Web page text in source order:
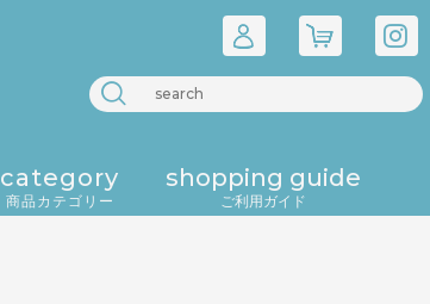
category
商品カテゴリー
shopping guide
ご利用ガイド